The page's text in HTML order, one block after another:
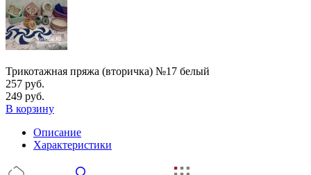
Трикотажная пряжа (вторичка) №17 белый
257 руб.
249 руб.
В корзину
Описание
Характеристики